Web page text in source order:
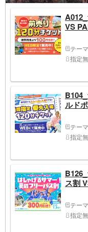
VS
テー
指定
ルド
テー
指定
ス割
テー
指定